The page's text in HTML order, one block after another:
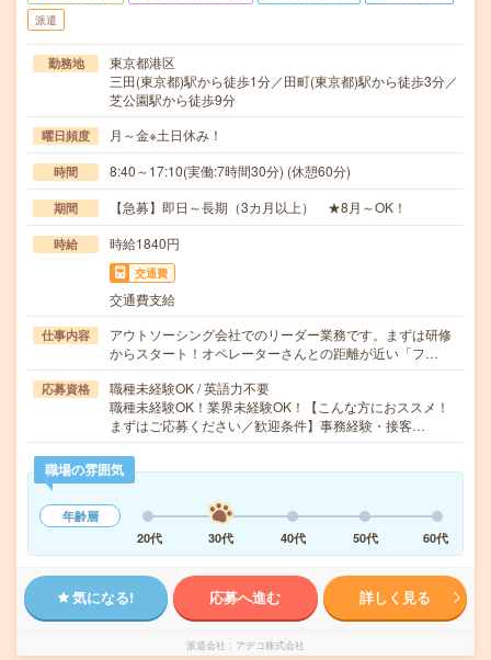
派遣
勤務地
東京都港区
三田(東京都)駅から徒歩1分／田町(東京都)駅から徒歩3分／
芝公園駅から徒歩9分
曜日頻度 月～金※土日休み！
時間 8:40～17:10(実働:7時間30分) (休憩60分)
期間 【急募】即日～長期（3カ月以上） ★8月～OK！
時給 時給1840円
交通費
交通費支給
仕事内容
アウトソーシング会社でのリーダー業務です。まずは研修
からスタート！オペレーターさんとの距離が近い「フ…
応募資格
職種未経験OK / 英語力不要
職種未経験OK！業界未経験OK！【こんな方におススメ！
まずはご応募ください／歓迎条件】事務経験・接客…
職場の雰囲気
年齢層
20代
30代 40代 50代 60代
気になる! 応募へ進む 詳しく見る
派遣会社 アデコ株式会社